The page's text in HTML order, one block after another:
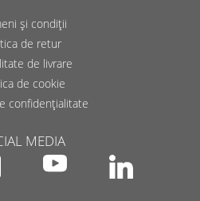
și condiții
de retur
de livrare
de cookie
confidențialitate
MEDIA